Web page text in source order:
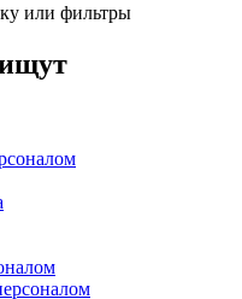
или фильтры